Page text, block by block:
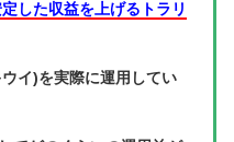
した収益を上げるトラリ
イ)を実際に運用してい